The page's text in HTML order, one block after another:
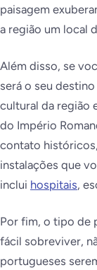
paisagem
a região um local
Além disso, se
será o seu
cultural da região
do Império
contato
instalações que
inclui hospitais,
Por fim, o tipo de
fácil sobreviver,
portugueses